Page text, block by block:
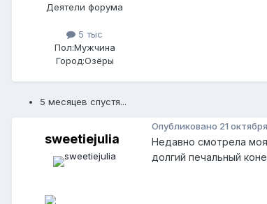
Деятели форума
5 тыс
Пол:Мужчина
Город:Озёры
5 месяцев спустя...
sweetiejulia
Опубликовано 21
Недавно смотрела
долгий печальный